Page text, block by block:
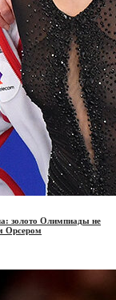
золото Олимпиады не
Орсером